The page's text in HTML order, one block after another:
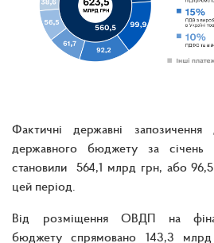
Фактичні державні
державного бюджету за
становили 564,1 млрд грн, або
цей період.
Від розміщення ОВДП на
бюджету спрямовано 143,3